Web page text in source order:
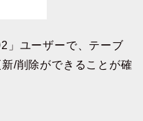
」ユーザーで、テーブ
/削除ができることが確